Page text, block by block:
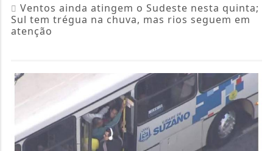
Ventos ainda atingem o Sudeste nesta quinta;
Sul tem trégua na chuva, mas rios seguem em
atenção